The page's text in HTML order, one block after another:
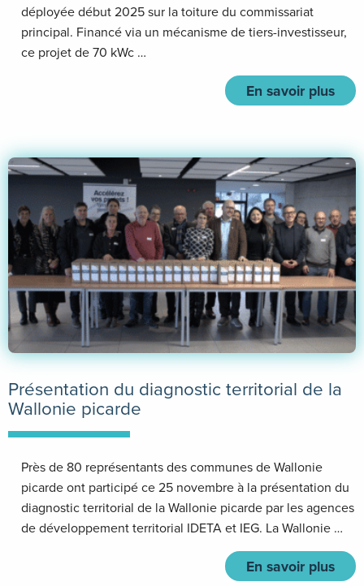
déployée début 2025 sur la toiture du commissariat
principal. Financé via un mécanisme de tiers-investisseur,
ce projet de 70 kWc …
En savoir plus
Présentation du diagnostic territorial de la
Wallonie picarde
Près de 80 représentants des communes de Wallonie
picarde ont participé ce 25 novembre à la présentation du
diagnostic territorial de la Wallonie picarde par les agences
de développement territorial IDETA et IEG. La Wallonie …
En savoir plus